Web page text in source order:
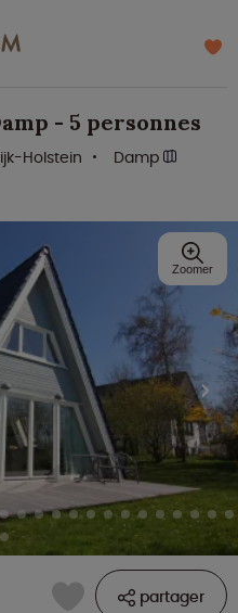
- 5 personnes
Holstein Damp
partager
Zoomer